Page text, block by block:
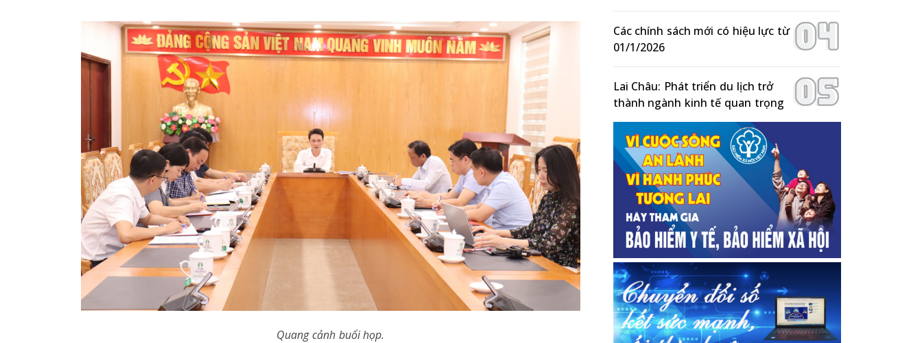
Quang cảnh buổi họp.
Các chính sách mới có hiệu lực từ
01/1/2026
Lai Châu: Phát triển du lịch trở
thành ngành kinh tế quan trọng